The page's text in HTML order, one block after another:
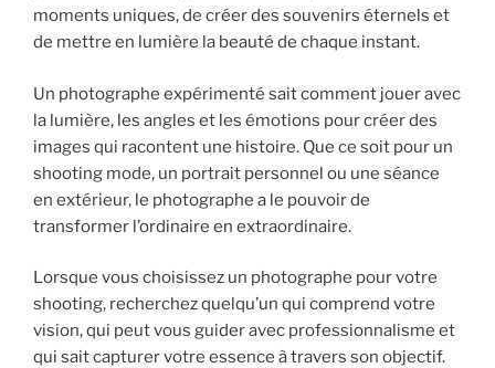
moments uniques, de créer des souvenirs éternels et
de mettre en lumière la beauté de chaque instant.
Un photographe expérimenté sait comment jouer avec
la lumière, les angles et les émotions pour créer des
images qui racontent une histoire. Que ce soit pour un
shooting mode, un portrait personnel ou une séance
en extérieur, le photographe a le pouvoir de
transformer l’ordinaire en extraordinaire.
Lorsque vous choisissez un photographe pour votre
shooting, recherchez quelqu’un qui comprend votre
vision, qui peut vous guider avec professionnalisme et
qui sait capturer votre essence à travers son objectif.